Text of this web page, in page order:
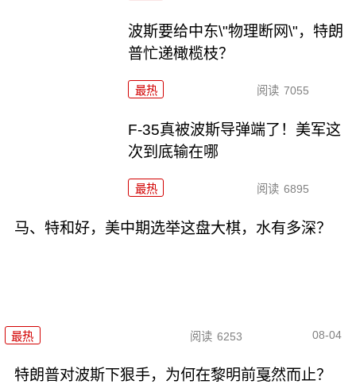
波斯要给中东\"物理断网\"，特朗
普忙递橄榄枝？
最热 阅读 7055
F-35真被波斯导弹端了！美军这
次到底输在哪
最热 阅读 6895
马、特和好，美中期选举这盘大棋，水有多深？
最热 阅读 6253 08-04
特朗普对波斯下狠手，为何在黎明前戛然而止？